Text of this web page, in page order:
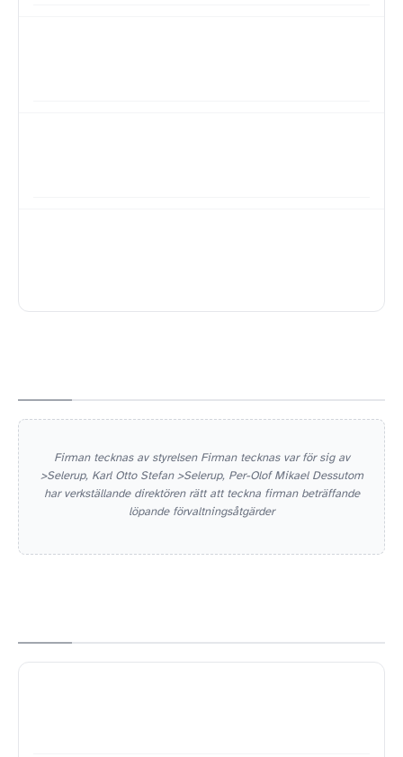
Firman tecknas av styrelsen Firman tecknas var för sig av
>Selerup, Karl Otto Stefan >Selerup, Per-Olof Mikael Dessutom
har verkställande direktören rätt att teckna firman beträffande
löpande förvaltningsåtgärder